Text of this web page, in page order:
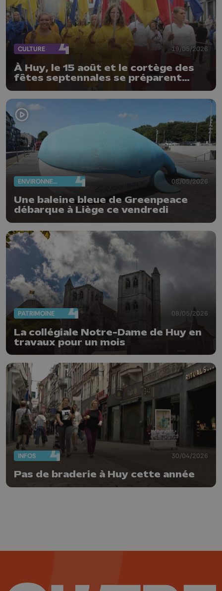
CULTURE 19/05/2026
À Huy, le 15 août et le cortège des
fêtes septennales se préparent
déjà, les organisateurs lancent un
vibrant appel à l’aide
ENVIRONNEMENT 08/05/2026
Une baleine bleue de Greenpeace
débarque à Liège ce vendredi
PATRIMOINE 08/05/2026
La collégiale Notre-Dame de Huy en
travaux pour un mois
INFOS 30/04/2026
Pas de braderie à Huy cette année